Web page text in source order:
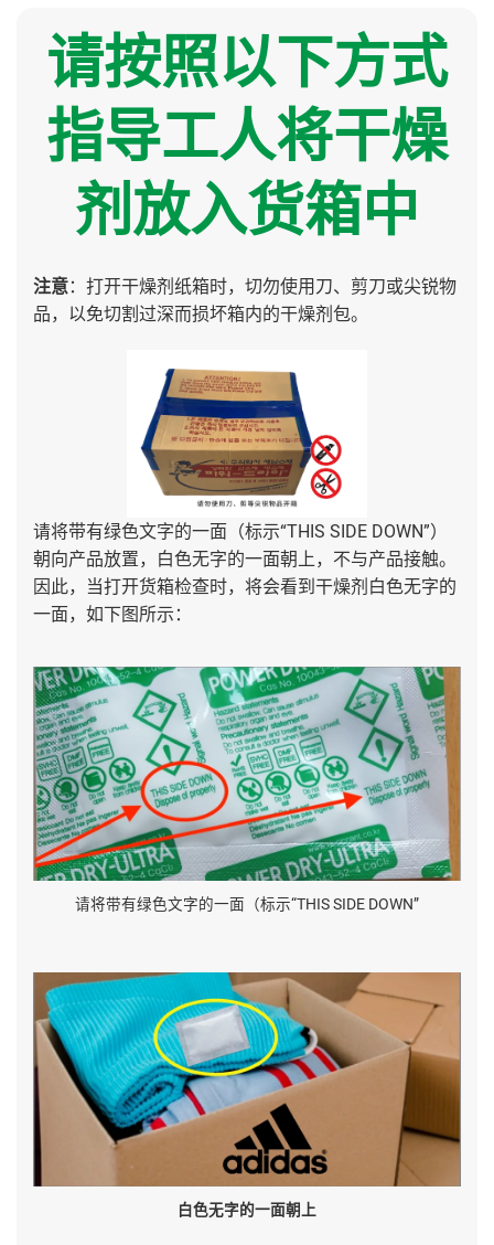
请按照以下方式
指导工人将干燥
剂放入货箱中
注意：打开干燥剂纸箱时，切勿使用刀、剪刀或尖锐物
品，以免切割过深而损坏箱内的干燥剂包。
请将带有绿色文字的一面（标示“THIS SIDE DOWN”）
朝向产品放置，白色无字的一面朝上，不与产品接触。
因此，当打开货箱检查时，将会看到干燥剂白色无字的
一面，如下图所示：
请将带有绿色文字的一面（标示“THIS SIDE DOWN”
白色无字的一面朝上